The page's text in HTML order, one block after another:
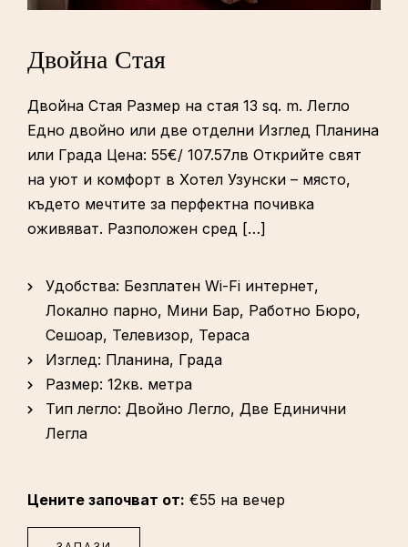
Двойна Стая
Двойна Стая Размер на стая 13 sq. m. Легло
Едно двойно или две отделни Изглед Планина
или Града Цена: 55€/ 107.57лв Открийте свят
на уют и комфорт в Хотел Узунски – място,
където мечтите за перфектна почивка
оживяват. Разположен сред […]
Удобства: Безплатен Wi-Fi интернет,
Локално парно, Мини Бар, Работно Бюро,
Сешоар, Телевизор, Тераса
Изглед: Планина, Града
Размер: 12кв. метра
Тип легло: Двойно Легло, Две Единични
Легла
Цените започват от: €55 на вечер